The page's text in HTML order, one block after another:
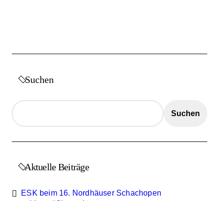
Suchen
Suchen
Aktuelle Beiträge
ESK beim 16. Nordhäuser Schachopen